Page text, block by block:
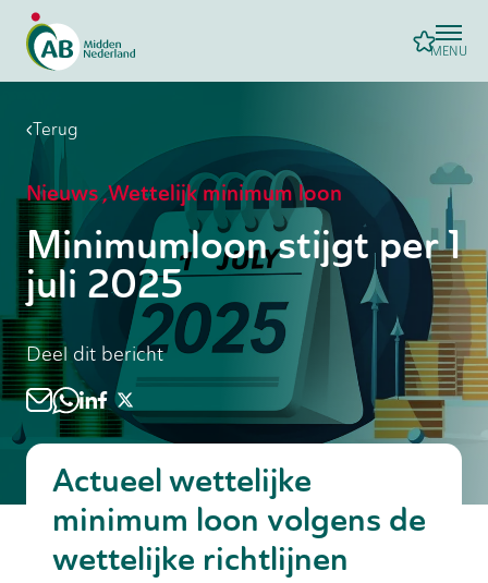
MENU
Terug
Nieuws,Wettelijk minimum loon
Minimumloon stijgt per 1
juli 2025
Deel dit bericht
Actueel wettelijke
minimum loon volgens de
wettelijke richtlijnen